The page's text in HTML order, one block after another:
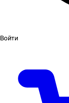
Войти